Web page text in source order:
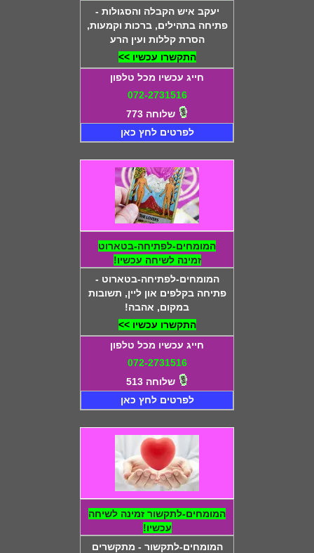
יעקב איש הקבלה והסגולות -
פתיחה בתהילים, ברכות וקמעות,
הסרת קללות ועין הרע
התקשרו עכשיו >>
חייג עכשיו מכל טלפון
072-2731516
שלוחה 773
לפרטים לחץ כאן
המומחים-לפתיחה-בטארוט
זמינה לשיחה עכשיו!
המומחים-לפתיחה-בטארוט -
פתיחה בקלפים און ליין, תשובות
במקום, אהבה!
התקשרו עכשיו >>
חייג עכשיו מכל טלפון
072-2731516
שלוחה 513
לפרטים לחץ כאן
המומחים-לתקשור זמינה לשיחה
עכשיו!
המומחים-לתקשור - מתקשרים